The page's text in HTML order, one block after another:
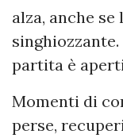
alza, anche
singhiozzante.
partita è
Momenti di
perse,